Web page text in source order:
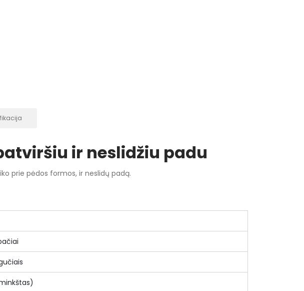
ir neslidžiu padu
prie pėdos formos, ir neslidų padą.